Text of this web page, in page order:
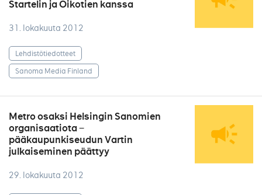
Startelin ja Oikotien kanssa
31. lokakuuta 2012
Lehdistötiedotteet
Sanoma Media Finland
Metro osaksi Helsingin Sanomien
organisaatiota −
pääkaupunkiseudun Vartin
julkaiseminen päättyy
29. lokakuuta 2012